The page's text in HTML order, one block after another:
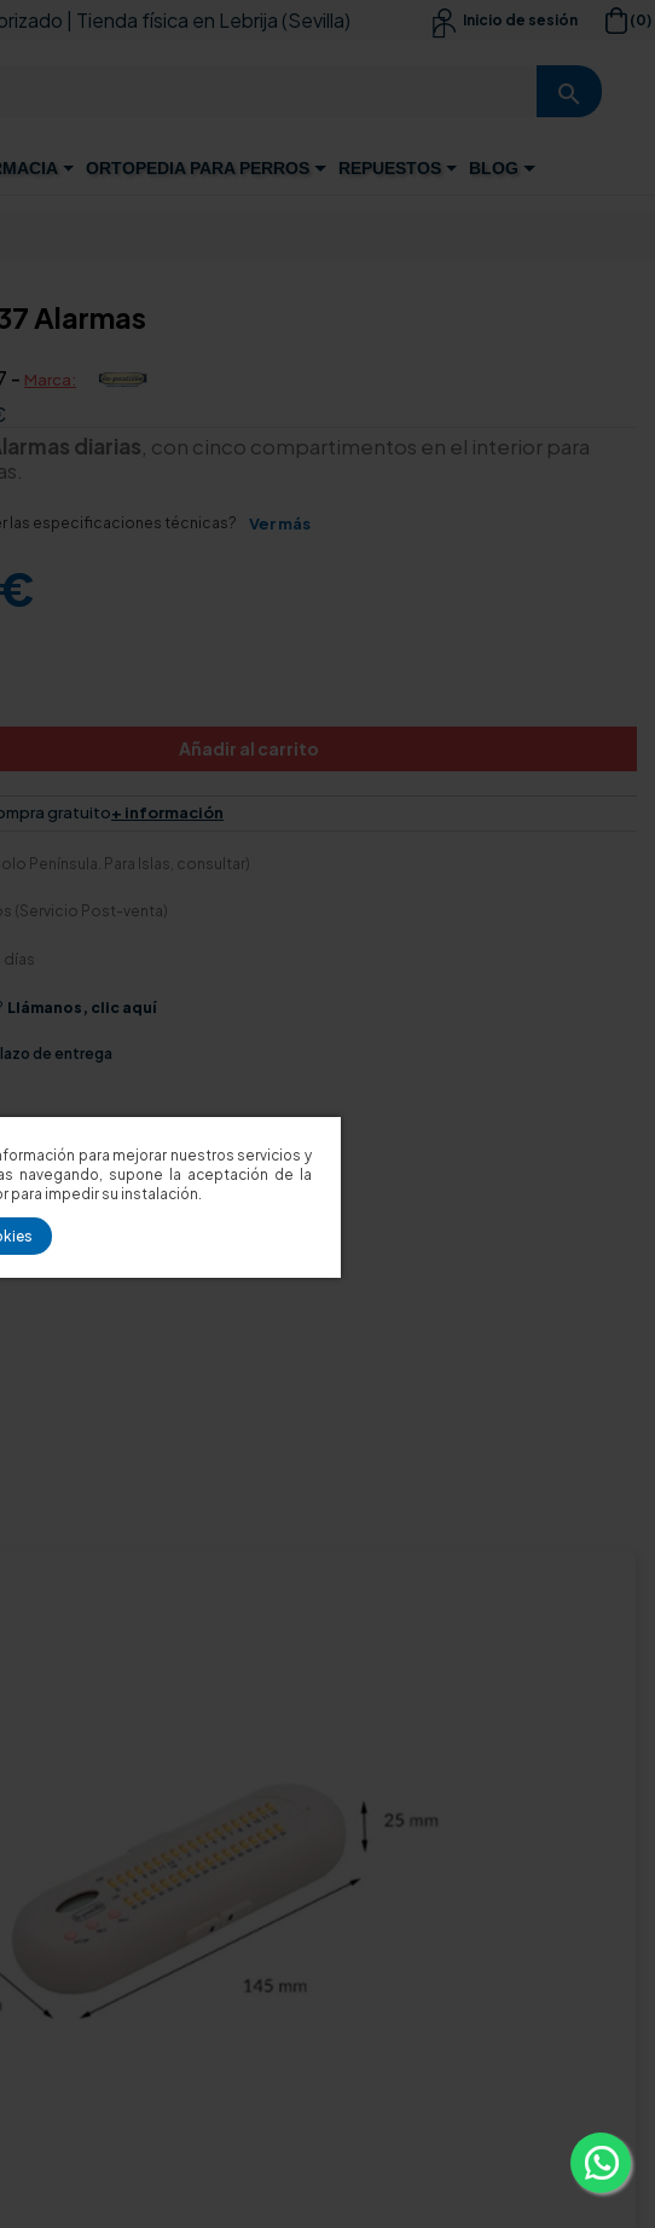
para mejorar nuestros servicios y
navegando, supone la aceptación de la
para impedir su instalación.
| Tienda física en Lebrija (Sevilla)  Inicio de sesión (0)
search
ORTOPEDIA PARA PERROS REPUESTOS BLOG
Alarmas
- Marca:
diarias , con cinco compartimentos en el interior para
las especificaciones técnicas? Ver más
Añadir al carrito
gratuito+ información
Península. Para Islas, consultar)
(Servicio Post-venta)
días
Llámanos, clic aquí
de entrega